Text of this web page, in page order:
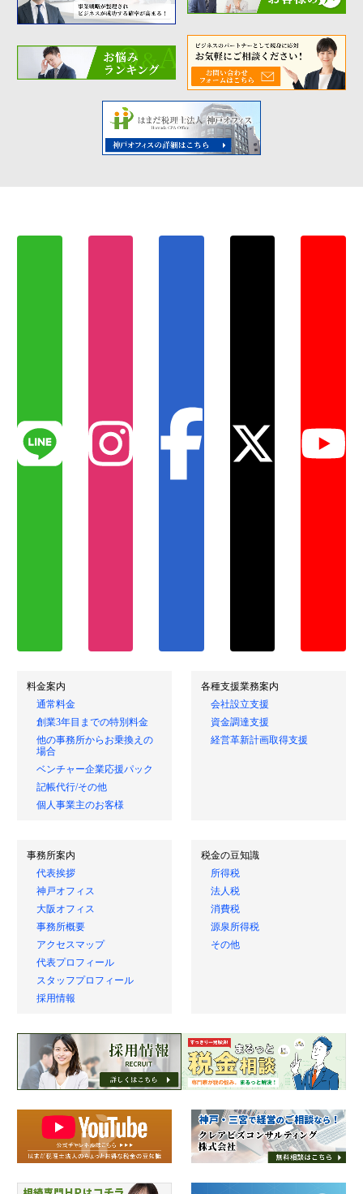
料金案内
通常料金
創業3年目までの特別料金
他の事務所からお乗換えの
場合
ベンチャー企業応援パック
記帳代行/その他
個人事業主のお客様
各種支援業務案内
会社設立支援
資金調達支援
経営革新計画取得支援
事務所案内
代表挨拶
神戸オフィス
大阪オフィス
事務所概要
アクセスマップ
代表プロフィール
スタッフプロフィール
採用情報
税金の豆知識
所得税
法人税
消費税
源泉所得税
その他